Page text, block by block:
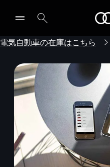
電気自動車の在庫はこちら